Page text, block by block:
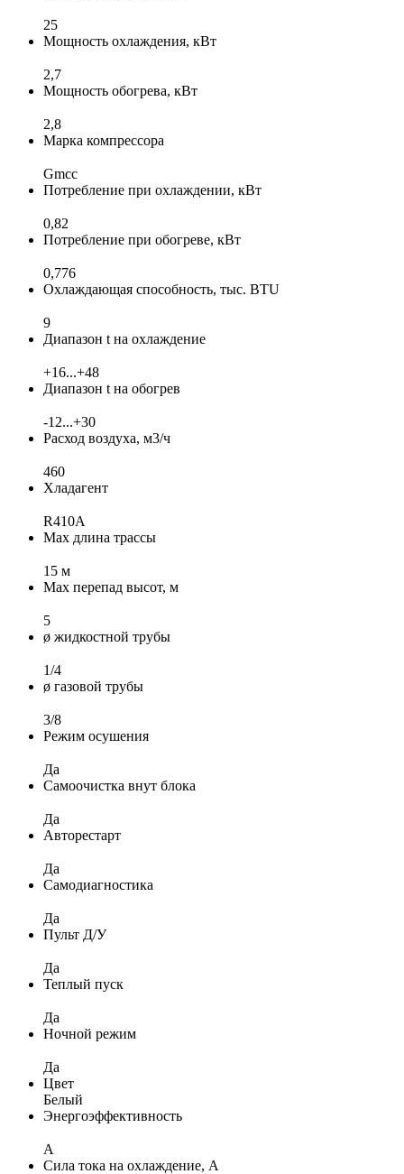
25
Мощность охлаждения, кВт
2,7
Мощность обогрева, кВт
2,8
Марка компрессора
Gmcc
Потребление при охлаждении, кВт
0,82
Потребление при обогреве, кВт
0,776
Охлаждающая способность, тыс. BTU
9
Диапазон t на охлаждение
+16...+48
Диапазон t на обогрев
-12...+30
Расход воздуха, м3/ч
460
Хладагент
R410A
Max длина трассы
15 м
Max перепад высот, м
5
ø жидкостной трубы
1/4
ø газовой трубы
3/8
Режим осушения
Да
Самоочистка внут блока
Да
Авторестарт
Да
Самодиагностика
Да
Пульт Д/У
Да
Теплый пуск
Да
Ночной режим
Да
Цвет
Белый
Энергоэффективность
A
Сила тока на охлаждение, А